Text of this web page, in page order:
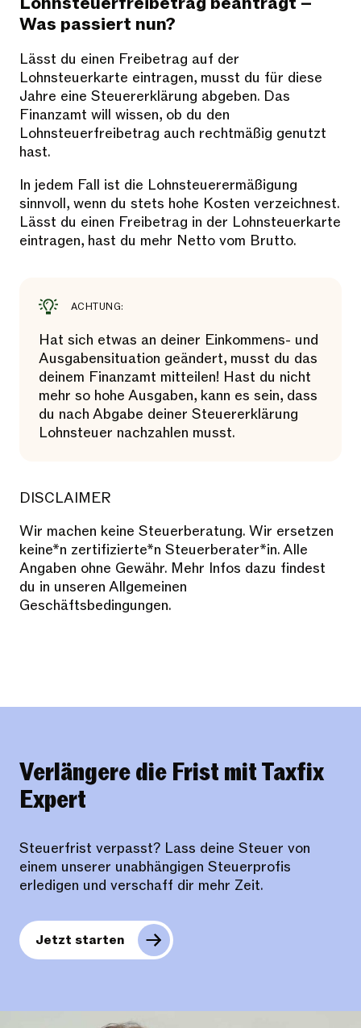
Was passiert nun?
Lässt du einen Freibetrag auf der
Lohnsteuerkarte eintragen, musst du für diese
Jahre eine Steuererklärung abgeben. Das
Finanzamt will wissen, ob du den
Lohnsteuerfreibetrag auch rechtmäßig genutzt
hast.
In jedem Fall ist die Lohnsteuerermäßigung
sinnvoll, wenn du stets hohe Kosten verzeichnest.
Lässt du einen Freibetrag in der Lohnsteuerkarte
eintragen, hast du mehr Netto vom Brutto.
ACHTUNG:
Hat sich etwas an deiner Einkommens- und
Ausgabensituation geändert, musst du das
deinem Finanzamt mitteilen! Hast du nicht
mehr so hohe Ausgaben, kann es sein, dass
du nach Abgabe deiner Steuererklärung
Lohnsteuer nachzahlen musst.
DISCLAIMER
Wir machen keine Steuerberatung. Wir ersetzen
keine*n zertifizierte*n Steuerberater*in. Alle
Angaben ohne Gewähr. Mehr Infos dazu findest
du in unseren Allgemeinen
Geschäftsbedingungen.
Verlängere die Frist mit Taxfix
Expert
Steuerfrist verpasst? Lass deine Steuer von
einem unserer unabhängigen Steuerprofis
erledigen und verschaff dir mehr Zeit.
Jetzt starten